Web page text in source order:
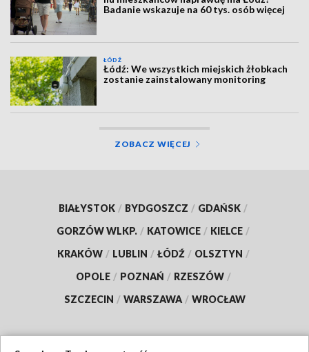
Badanie wskazuje na 60 tys. osób więcej
ŁÓDŹ
Łódź: We wszystkich miejskich żłobkach
zostanie zainstalowany monitoring
ZOBACZ WIĘCEJ
BIAŁYSTOK / BYDGOSZCZ / GDAŃSK /
GORZÓW WLKP. / KATOWICE / KIELCE /
KRAKÓW / LUBLIN / ŁÓDŹ / OLSZTYN /
OPOLE / POZNAŃ / RZESZÓW /
SZCZECIN / WARSZAWA / WROCŁAW